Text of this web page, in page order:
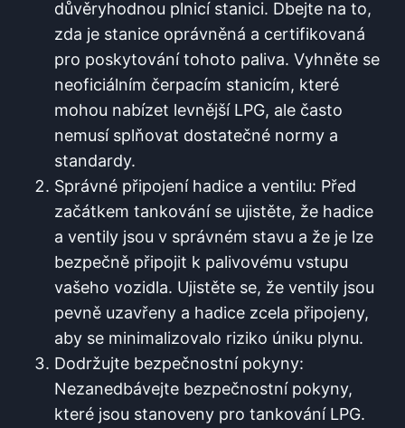
důvěryhodnou plnicí stanici. Dbejte na to,
zda​ je stanice oprávněná a certifikovaná
⁣pro poskytování tohoto paliva. Vyhněte se⁤
neoficiálním čerpacím stanicím, které
mohou nabízet levnější⁣ LPG, ale ⁤často
nemusí splňovat dostatečné normy ⁣a‍
standardy.
Správné připojení hadice a ventilu: Před
začátkem tankování se ujistěte, že hadice
a ventily jsou⁢ v⁣ správném stavu a že je lze
bezpečně připojit k ⁤palivovému vstupu
⁣vašeho vozidla. Ujistěte⁣ se, že ventily jsou
pevně⁤ uzavřeny a hadice zcela​ připojeny,
⁢aby ⁤se minimalizovalo riziko úniku plynu.
Dodržujte ‍bezpečnostní‌ pokyny:
Nezanedbávejte bezpečnostní pokyny,
⁣které jsou stanoveny pro tankování LPG.